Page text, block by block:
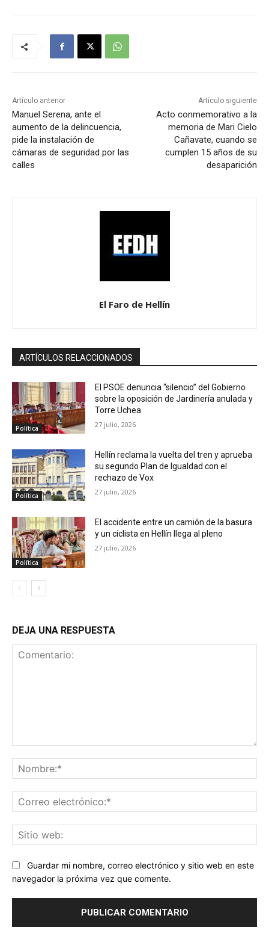
Artículo anterior
Manuel Serena, ante el
aumento de la delincuencia,
pide la instalación de
cámaras de seguridad por las
calles
Artículo siguiente
Acto conmemorativo a la
memoria de Mari Cielo
Cañavate, cuando se
cumplen 15 años de su
desaparición
El Faro de Hellín
ARTÍCULOS RELACCIONADOS
Política
El PSOE denuncia “silencio” del Gobierno
sobre la oposición de Jardinería anulada y
Torre Uchea
27 julio, 2026
Política
Hellín reclama la vuelta del tren y aprueba
su segundo Plan de Igualdad con el
rechazo de Vox
27 julio, 2026
Política
El accidente entre un camión de la basura
y un ciclista en Hellín llega al pleno
27 julio, 2026
DEJA UNA RESPUESTA
Guardar mi nombre, correo electrónico y sitio web en este
navegador la próxima vez que comente.